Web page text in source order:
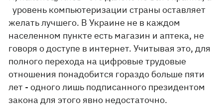
уровень компьютеризации страны оставляет
желать лучшего. В Украине не в каждом
населенном пункте есть магазин и аптека, не
говоря о доступе в интернет. Учитывая это, для
полного перехода на цифровые трудовые
отношения понадобится гораздо больше пяти
лет - одного лишь подписанного президентом
закона для этого явно недостаточно.